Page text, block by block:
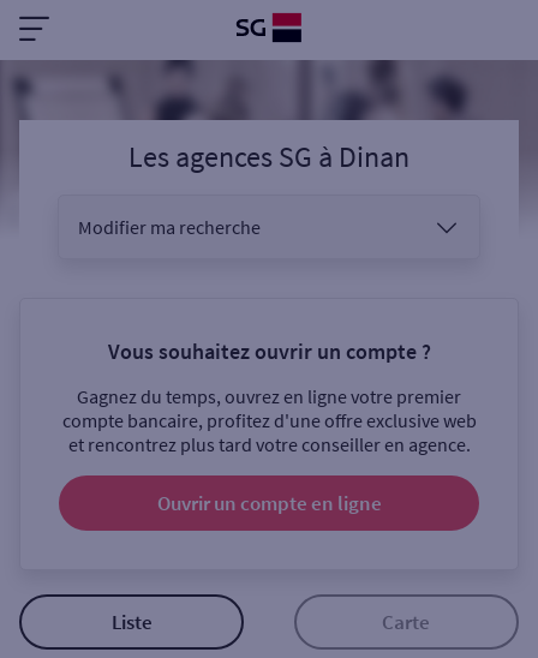
Les agences SG à Dinan
Modifier ma recherche
Sélectionnez votre recherche
Ouverte le samedi
Coffre-fort
Vous souhaitez ouvrir un compte ?
Gagnez du temps, ouvrez en ligne votre premier
compte bancaire, profitez d'une offre exclusive web
et rencontrez plus tard votre conseiller en agence.
Ouvrir un compte en ligne
Liste Carte
+